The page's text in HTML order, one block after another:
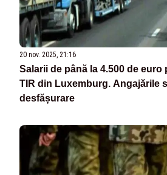
20 nov. 2025, 21:16
Salarii de până la 4.500 de
TIR din Luxemburg. Angajările
desfășurare